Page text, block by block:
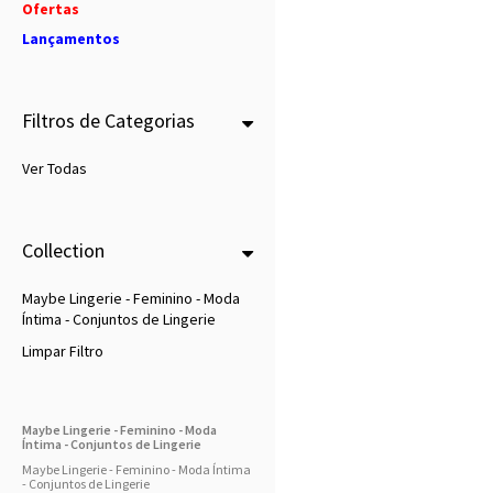
Ofertas
Lançamentos
Filtros de Categorias
Ver Todas
Collection
Maybe Lingerie - Feminino - Moda
Íntima - Conjuntos de Lingerie
Limpar Filtro
Maybe Lingerie - Feminino - Moda
Íntima - Conjuntos de Lingerie
Maybe Lingerie - Feminino - Moda Íntima
- Conjuntos de Lingerie